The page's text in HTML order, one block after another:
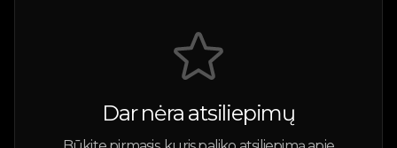
Dar nėra atsiliepimų